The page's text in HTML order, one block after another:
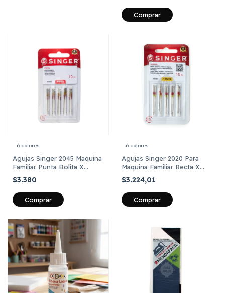
Comprar
6 colores
Agujas Singer 2045 Maquina
Familiar Punta Bolita X
Paquete
$3.380
Comprar
6 colores
Agujas Singer 2020 Para
Maquina Familiar Recta X
Paquete
$3.224,01
Comprar